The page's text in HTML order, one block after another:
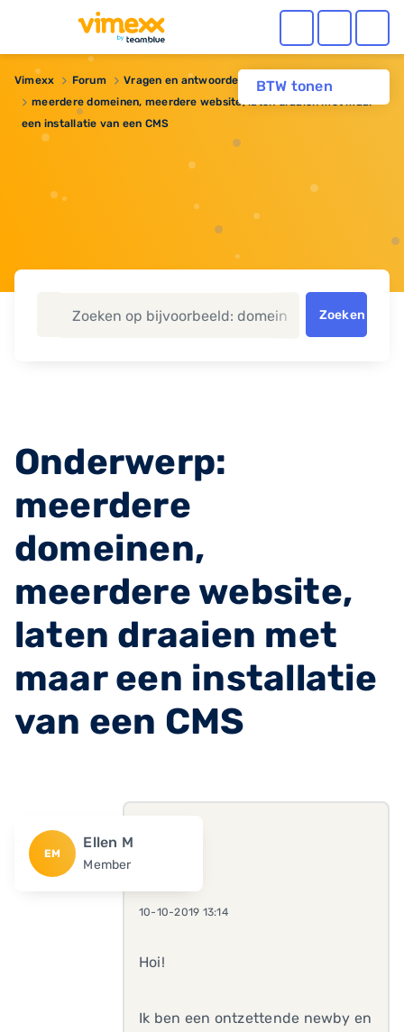
BTW tonen
Vimexx Forum
Vragen en antwoorden
meerdere domeinen, meerdere website, laten draaien met maar
een installatie van een CMS
Zoeken
Onderwerp:
meerdere
domeinen,
meerdere website,
laten draaien met
maar een installatie
van een CMS
EM
Ellen M
Member
10-10-2019 13:14
Hoi!
Ik ben een ontzettende newby en